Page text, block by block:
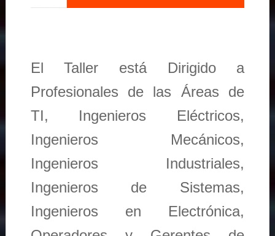
El Taller está Dirigido a
Profesionales de las Áreas de
TI, Ingenieros Eléctricos,
Ingenieros Mecánicos,
Ingenieros Industriales,
Ingenieros de Sistemas,
Ingenieros en Electrónica,